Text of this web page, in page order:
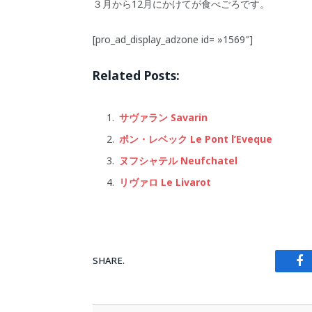
３月から12月にかけてが食べごろです。
[pro_ad_display_adzone id= »1569″]
Related Posts:
サヴァラン Savarin
ポン・レベック Le Pont l’Eveque
ヌフシャテル Neufchatel
リヴァロ Le Livarot
SHARE.